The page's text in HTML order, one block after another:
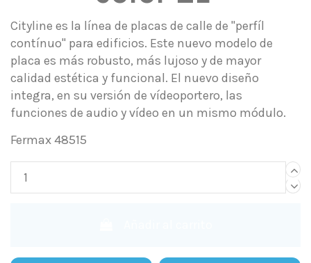
Cityline es la línea de placas de calle de "perfíl
contínuo" para edificios. Este nuevo modelo de
placa es más robusto, más lujoso y de mayor
calidad estética y funcional. El nuevo diseño
integra, en su versión de vídeoportero, las
funciones de audio y vídeo en un mismo módulo.
Fermax 48515